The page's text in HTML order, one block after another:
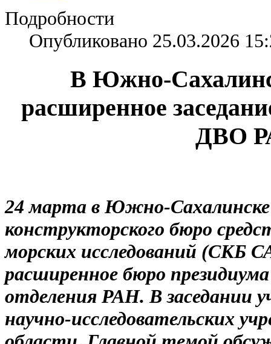
Подробности
Опубликовано 25.03.2026
В Южно-
расширенное
ДВО
24 марта в Южно-Сахалинске
конструкторского бюро
морских исследований (СКБ
расширенное бюро
отделения РАН. В заседании
научно-исследовательских